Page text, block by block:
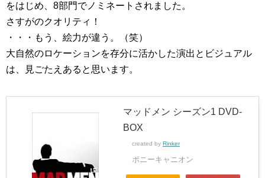
をはじめ、8部門でノミネートされました。
さすがのクオリティ！
・・・もう、絵力が違う。（笑）
大自然のロケーションを存分に活かした演出とビジュアル
は、見ごたえあると思います。
マッドメン シーズン1 DVD-
BOX
created by Rinker
ポニーキャニオン